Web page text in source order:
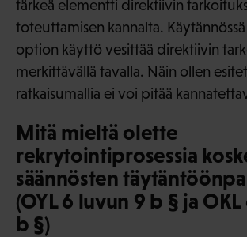
tärkeä elementti direktiivin
toteuttamisen kannalta.
option käyttö vesittää direktiivin
merkittävällä tavalla. Näin ollen
ratkaisumallia ei voi pitää
Mitä mieltä olette
rekrytointiprosessia
säännösten
(OYL 6 luvun 9 b § ja
b §)